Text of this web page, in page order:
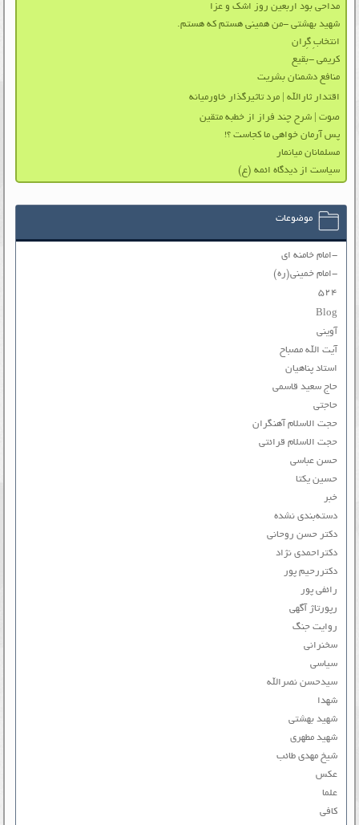
مداحی بود اربعین روز اشک و عزا
شهید بهشتی -من همینی هستم که هستم.
انتخابِ گِران
کریمی -بقیع
منافع دشمنان بشریت
اقتدار ثارالله | مرد تاثیرگذار خاورمیانه
صوت | شرح چند فراز از خطبه متقین
پس آرمان خواهی ما کجاست ؟!
مسلمانان میانمار
سیاست از دیدگاه ائمه (ع)
موضوعات
-امام خامنه ای
-امام خمینی(ره)
۵۲۴
Blog
آوینی
آیت الله مصباح
استاد پناهیان
حاج سعید قاسمی
حاجتی
حجت الاسلام آهنگران
حجت الاسلام قرائتی
حسن عباسی
حسین یکتا
خبر
دسته‌بندی نشده
دکتر حسن روحانی
دکتراحمدی نژاد
دکتررحیم پور
رائفی پور
رپورتاژ آگهی
روایت جنگ
سخنرانی
سیاسی
سیدحسن نصرالله
شهدا
شهید بهشتی
شهید مطهری
شیخ مهدی طائب
عکس
علما
کافی